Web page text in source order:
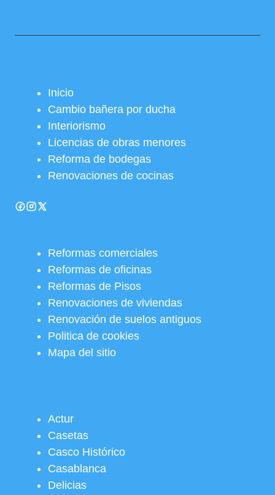
Inicio
Cambio bañera por ducha
Interiorismo
Licencias de obras menores
Reforma de bodegas
Renovaciones de cocinas
Reformas comerciales
Reformas de oficinas
Reformas de Pisos
Renovaciones de viviendas
Renovación de suelos antiguos
Politica de cookies
Mapa del sitio
Actur
Casetas
Casco Histórico
Casablanca
Delicias